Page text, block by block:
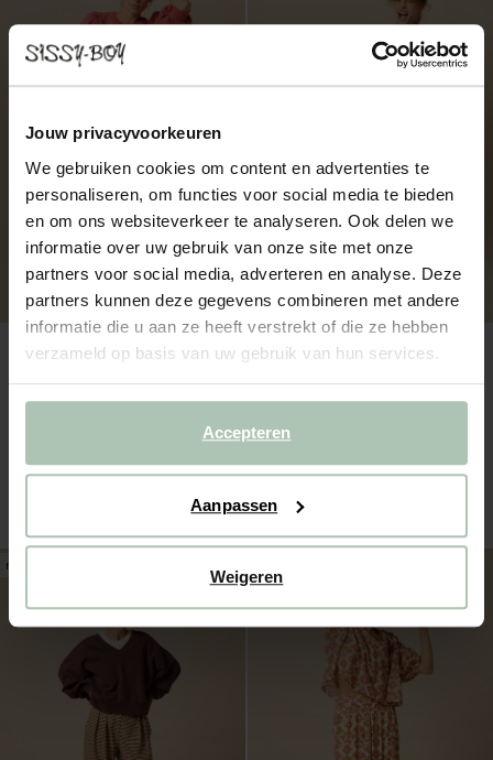
Jouw privacyvoorkeuren
We gebruiken cookies om content en advertenties te
personaliseren, om functies voor social media te bieden
en om ons websiteverkeer te analyseren. Ook delen we
informatie over uw gebruik van onze site met onze
partners voor social media, adverteren en analyse. Deze
partners kunnen deze gegevens combineren met andere
informatie die u aan ze heeft verstrekt of die ze hebben
verzameld op basis van uw gebruik van hun services.
Accepteren
Aanpassen
Weigeren
Rode sweater met pofmouwen
Groene sweater
new